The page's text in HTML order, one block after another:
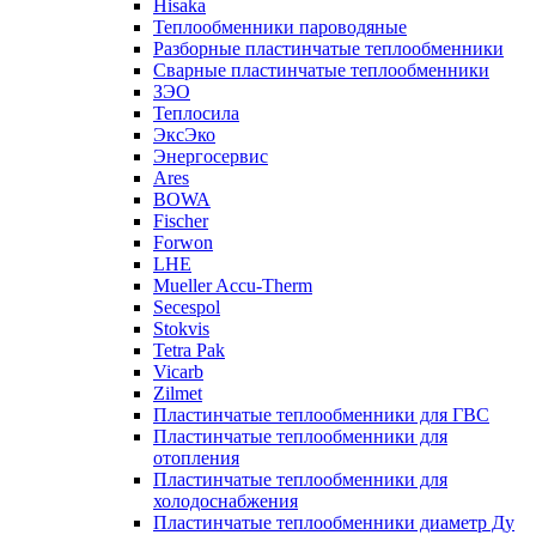
Hisaka
Теплообменники пароводяные
Разборные пластинчатые теплообменники
Сварные пластинчатые теплообменники
ЗЭО
Теплосила
ЭксЭко
Энергосервис
Ares
BOWA
Fischer
Forwon
LHE
Mueller Accu-Therm
Secespol
Stokvis
Tetra Pak
Vicarb
Zilmet
Пластинчатые теплообменники для ГВС
Пластинчатые теплообменники для
отопления
Пластинчатые теплообменники для
холодоснабжения
Пластинчатые теплообменники диаметр Ду